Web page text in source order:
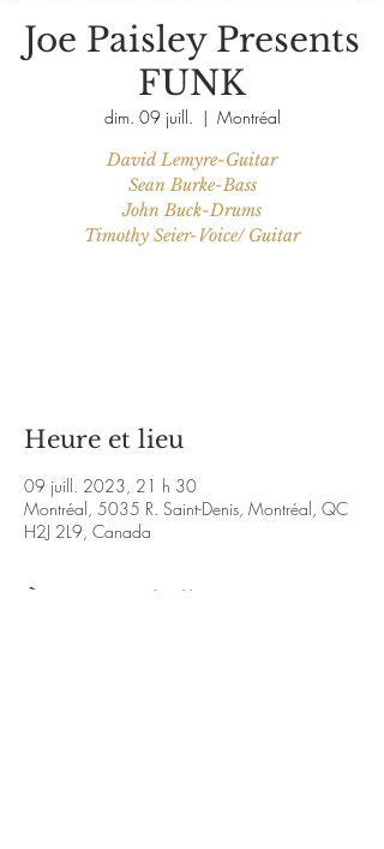
Joe Paisley Presents
FUNK
dim. 09 juill.
  |
Montréal
David Lemyre-Guitar
Sean Burke-Bass
John Buck-Drums
Timothy Seier-Voice/ Guitar
Heure et lieu
09 juill. 2023, 21 h 30
Montréal, 5035 R. Saint-Denis, Montréal, QC
H2J 2L9, Canada